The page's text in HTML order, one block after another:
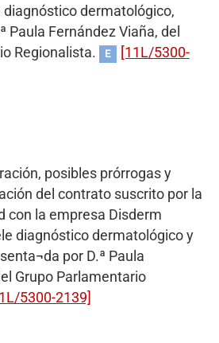
dermatológico,
Paula Fernández Viaña, del
Regionalista.
E
[11L/5300-
posibles prórrogas y
del contrato suscrito por la
con la empresa Disderm
diagnóstico dermatológico y
por D.ª Paula
Grupo Parlamentario
5300-2139]